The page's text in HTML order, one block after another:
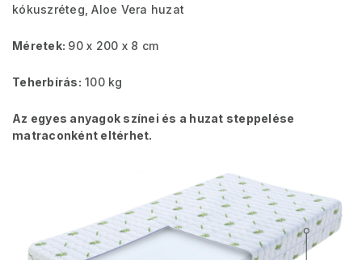
kókuszréteg, Aloe Vera huzat
Méretek: 90 x 200 x 8 cm
Teherbírás: 100 kg
Az egyes anyagok színei és a huzat steppelése
matraconként eltérhet.